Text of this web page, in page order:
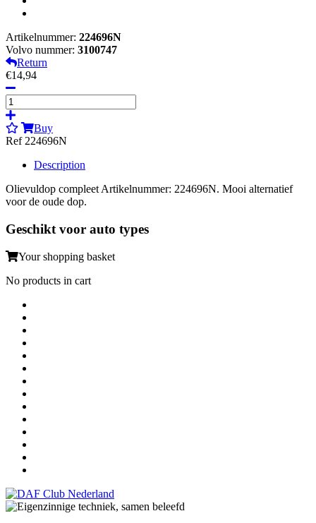
Artikelnummer: 224696N
Volvo nummer: 3100747
Return
€14,94
Buy
Ref 224696N
Description
Olievuldop compleet Artikelnummer: 224696N. Mooi alternatief
voor de oude dop.
Geschikt voor auto types
Your shopping basket
No products in cart